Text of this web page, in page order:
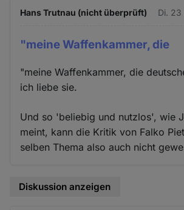
Hans Trutnau (nicht überprüft) Di.
"meine Waffenkammer, die
"meine Waffenkammer, die
ich liebe sie.
Und so 'beliebig und nutzlos', wie
meint, kann die Kritik von Falko
selben Thema also auch nicht
Diskussion anzeigen